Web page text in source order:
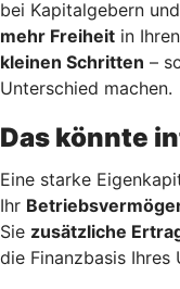
bei Kapitalgebern
mehr Freiheit in
kleinen Schritten –
Unterschied machen.
Das könnte
Eine starke
Ihr
Sie zusätzliche
die Finanzbasis Ihres